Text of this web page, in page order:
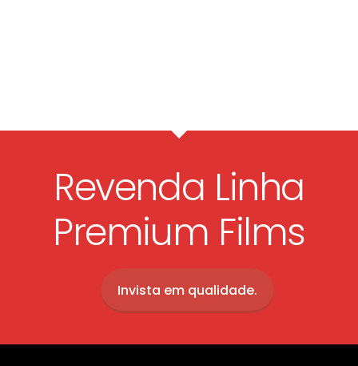
Revenda Linha
Premium Films
Invista em qualidade.